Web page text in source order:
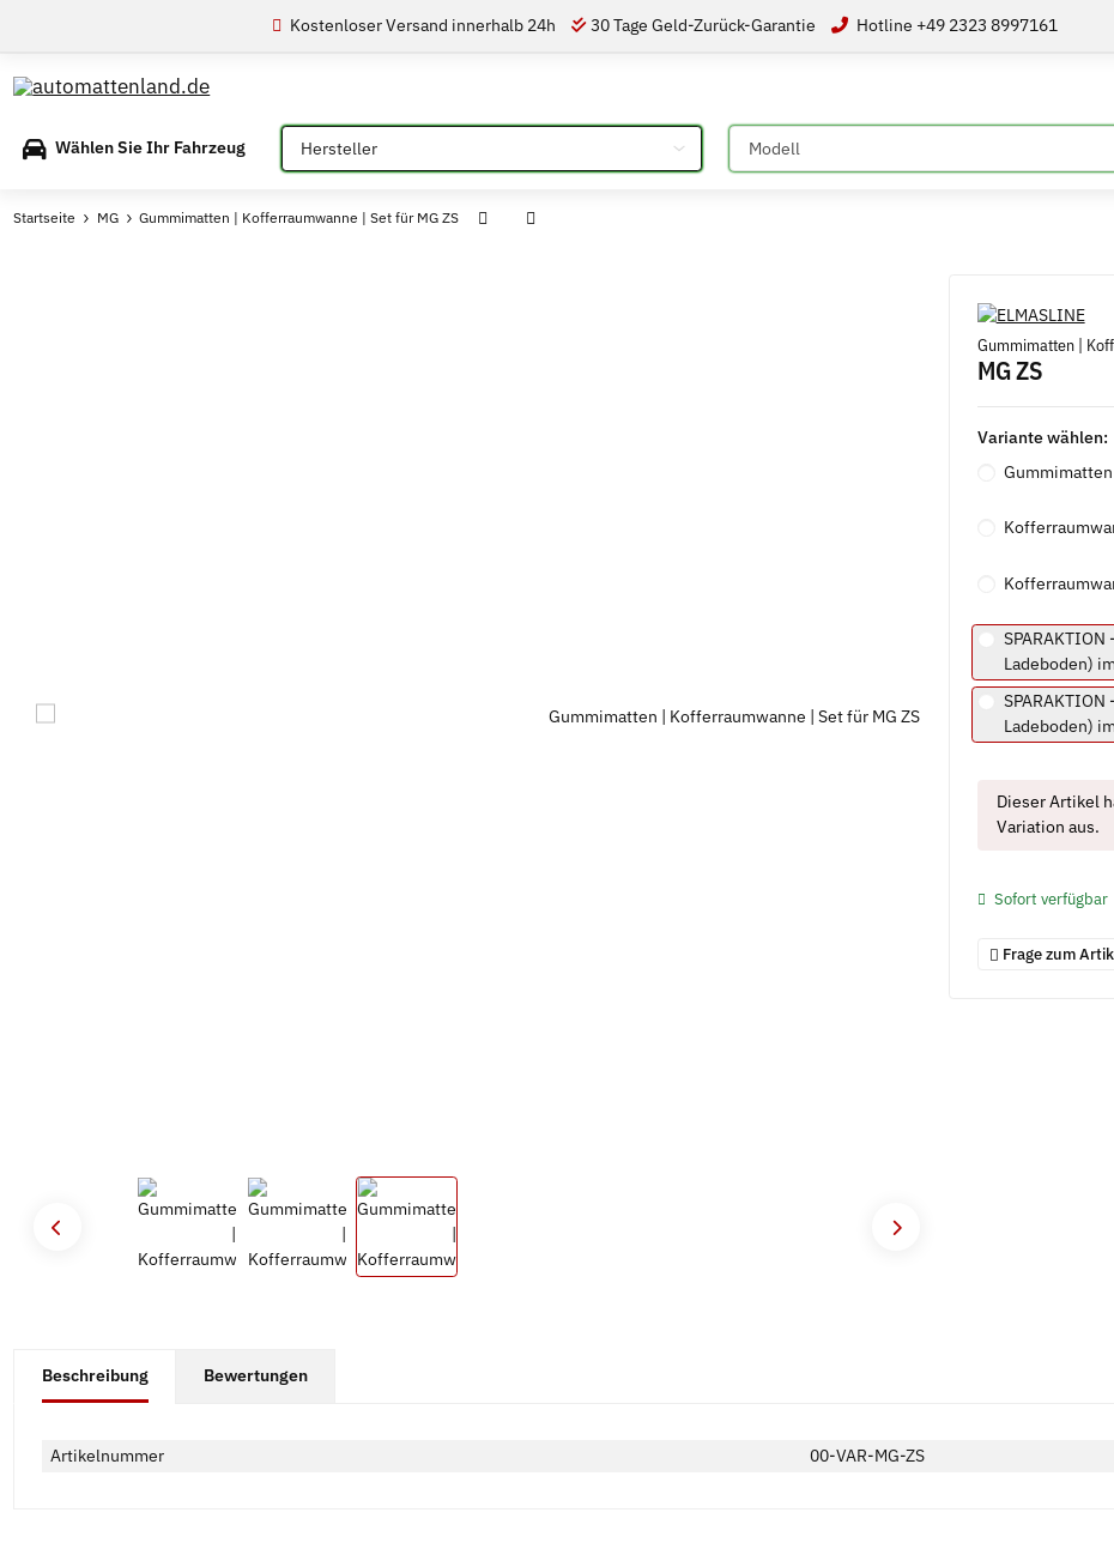
Kostenloser Versand innerhalb 24h 30 Tage Geld-Zurück-Garantie Hotline +49 2323 8997161
Wählen Sie Ihr Fahrzeug Bitte auswählen Bitte auswählen
Startseite MG Gummimatten | Kofferraumwanne | Set für MG ZS
Gummimatten |
MG ZS
Variante wählen:
Ladeboden)
Ladeboden)
x
Dieser Artikel
Variation aus.
Sofort verfügbar
Frage zum
Beschreibung Bewertungen
Artikelnummer 00-VAR-MG-ZS